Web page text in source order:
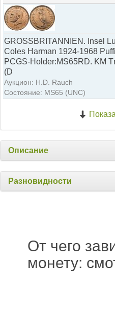
GROSSBRITANNIEN. Insel
Coles Harman 1924-1968
PCGS-Holder:MS65RD. KM
(D
Аукцион: H.D. Rauch
Состояние: MS65 (UNC)
Описание
Разновидности
От чего
монету: